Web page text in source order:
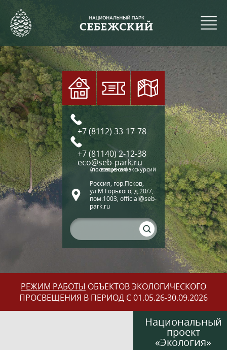
+7 (8112) 33-17-78
+7 (81140) 2-12-38
eco@seb-park.ru
(по вопросам экскурсий и посещения)
Россия, гор.Псков,
ул.М.Горького, д.20/7,
пом.1003, official@seb-
park.ru
РЕЖИМ РАБОТЫ ОБЪЕКТОВ ЭКОЛОГИЧЕСКОГО
ПРОСВЕЩЕНИЯ В ПЕРИОД С 01.05.26-30.09.2026
Национальный
проект
«Экология»